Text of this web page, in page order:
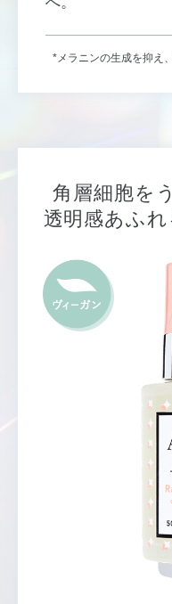
*メラニンの生成を抑え
角層細胞を
透明感あふ